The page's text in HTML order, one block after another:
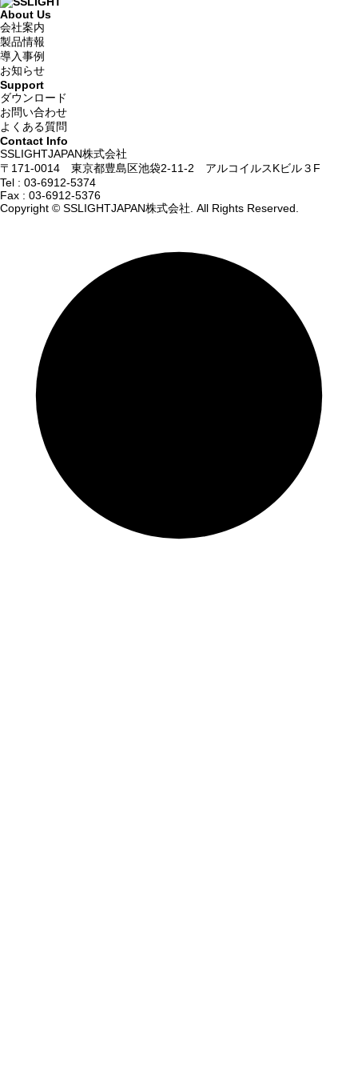
About Us
会社案内
製品情報
導入事例
お知らせ
Support
ダウンロード
お問い合わせ
よくある質問
Contact Info
SSLIGHTJAPAN株式会社
〒171-0014 東京都豊島区池袋2-11-2 アルコイルスKビル３F
Tel : 03-6912-5374
Fax : 03-6912-5376
Copyright © SSLIGHTJAPAN株式会社. All Rights Reserved.